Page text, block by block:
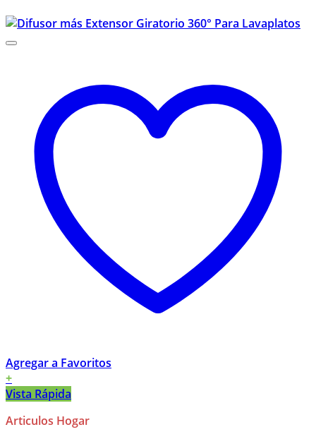
Agregar a Favoritos
+
Vista Rápida
Articulos Hogar